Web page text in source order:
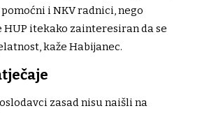
i NKV radnici, nego
itekako zainteresiran da se
kaže Habijanec.
zasad nisu naišli na